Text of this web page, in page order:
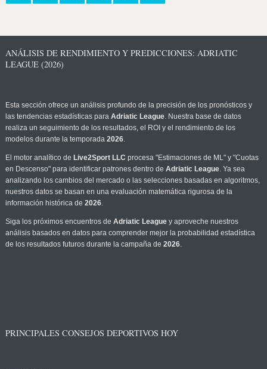
ANÁLISIS DE RENDIMIENTO Y PREDICCIONES: ADRIATIC
LEAGUE (2026)
Esta sección ofrece un análisis profundo de la precisión de los pronósticos y
las tendencias estadísticas para Adriatic League. Nuestra base de datos
realiza un seguimiento de los resultados, el ROI y el rendimiento de los
modelos durante la temporada 2026.
El motor analítico de Live2Sport LLC procesa "Estimaciones de ML" y "Cuotas
en Descenso" para identificar patrones dentro de Adriatic League. Ya sea
analizando los cambios del mercado o las selecciones basadas en algoritmos,
nuestros datos se basan en una evaluación matemática rigurosa de la
información histórica de 2026.
Siga los próximos encuentros de Adriatic Leaguey aproveche nuestros
análisis basados en datos para comprender mejor la probabilidad estadística
de los resultados futuros durante la campaña de 2026.
PRINCIPALES CONSEJOS DEPORTIVOS HOY